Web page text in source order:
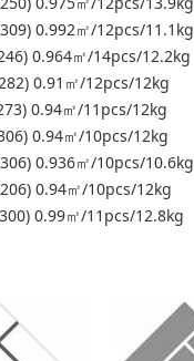
0.992㎡/12pcs/11.1kg
0.964㎡/14pcs/12.2kg
0.91㎡/12pcs/12kg
0.94㎡/11pcs/12kg
0.94㎡/10pcs/12kg
0.936㎡/10pcs/10.6kg
0.94㎡/10pcs/12kg
0.99㎡/11pcs/12.8kg